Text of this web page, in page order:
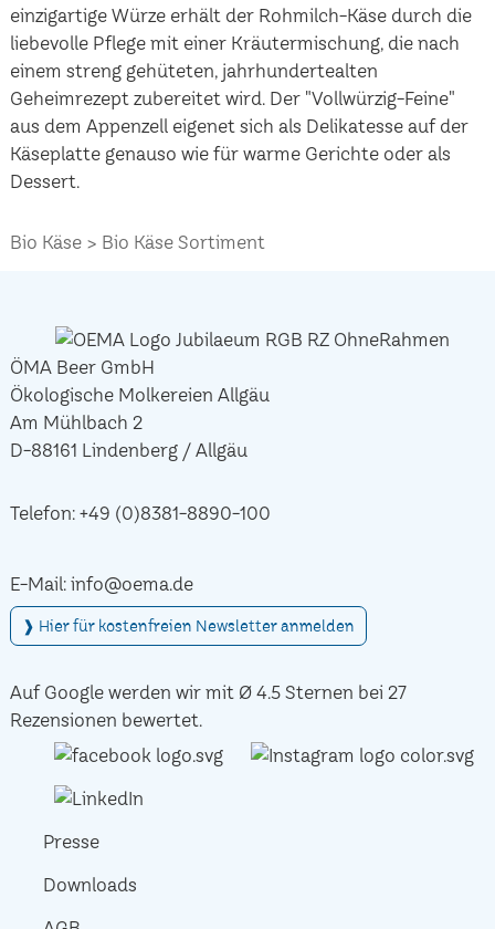
einzigartige Würze erhält der Rohmilch-Käse durch die
liebevolle Pflege mit einer Kräutermischung, die nach
einem streng gehüteten, jahrhundertealten
Geheimrezept zubereitet wird. Der "Vollwürzig-Feine"
aus dem Appenzell eigenet sich als Delikatesse auf der
Käseplatte genauso wie für warme Gerichte oder als
Dessert.
Bio Käse Bio Käse Sortiment
ÖMA Beer GmbH
Ökologische Molkereien Allgäu
Am Mühlbach 2
D-88161 Lindenberg / Allgäu
Telefon: +49 (0)8381-8890-100
E-Mail: info@oema.de
❱ Hier für kostenfreien Newsletter anmelden
Auf Google werden wir mit Ø 4.5 Sternen bei 27
Rezensionen bewertet.
Presse
Downloads